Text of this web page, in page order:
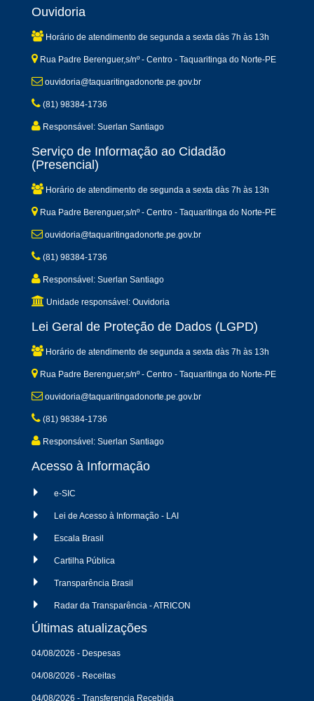
Ouvidoria
Horário de atendimento de segunda a sexta dàs 7h às 13h
Rua Padre Berenguer,s/nº - Centro - Taquaritinga do Norte-PE
ouvidoria@taquaritingadonorte.pe.gov.br
(81) 98384-1736
Responsável: Suerlan Santiago
Serviço de Informação ao Cidadão
(Presencial)
Horário de atendimento de segunda a sexta dàs 7h às 13h
Rua Padre Berenguer,s/nº - Centro - Taquaritinga do Norte-PE
ouvidoria@taquaritingadonorte.pe.gov.br
(81) 98384-1736
Responsável: Suerlan Santiago
Unidade responsável: Ouvidoria
Lei Geral de Proteção de Dados (LGPD)
Horário de atendimento de segunda a sexta dàs 7h às 13h
Rua Padre Berenguer,s/nº - Centro - Taquaritinga do Norte-PE
ouvidoria@taquaritingadonorte.pe.gov.br
(81) 98384-1736
Responsável: Suerlan Santiago
Acesso à Informação
e-SIC
Lei de Acesso à Informação - LAI
Escala Brasil
Cartilha Pública
Transparência Brasil
Radar da Transparência - ATRICON
Últimas atualizações
04/08/2026 - Despesas
04/08/2026 - Receitas
04/08/2026 - Transferencia Recebida